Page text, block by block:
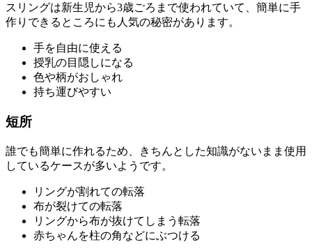
スリングは新生児から3歳ごろまで使われていて、簡単に手
作りできるところにも人気の秘密があります。
手を自由に使える
授乳の目隠しになる
色や柄がおしゃれ
持ち運びやすい
短所
誰でも簡単に作れるため、きちんとした知識がないまま使用
しているケースが多いようです。
リングが割れての転落
布が裂けての転落
リングから布が抜けてしまう転落
赤ちゃんを柱の角などにぶつける